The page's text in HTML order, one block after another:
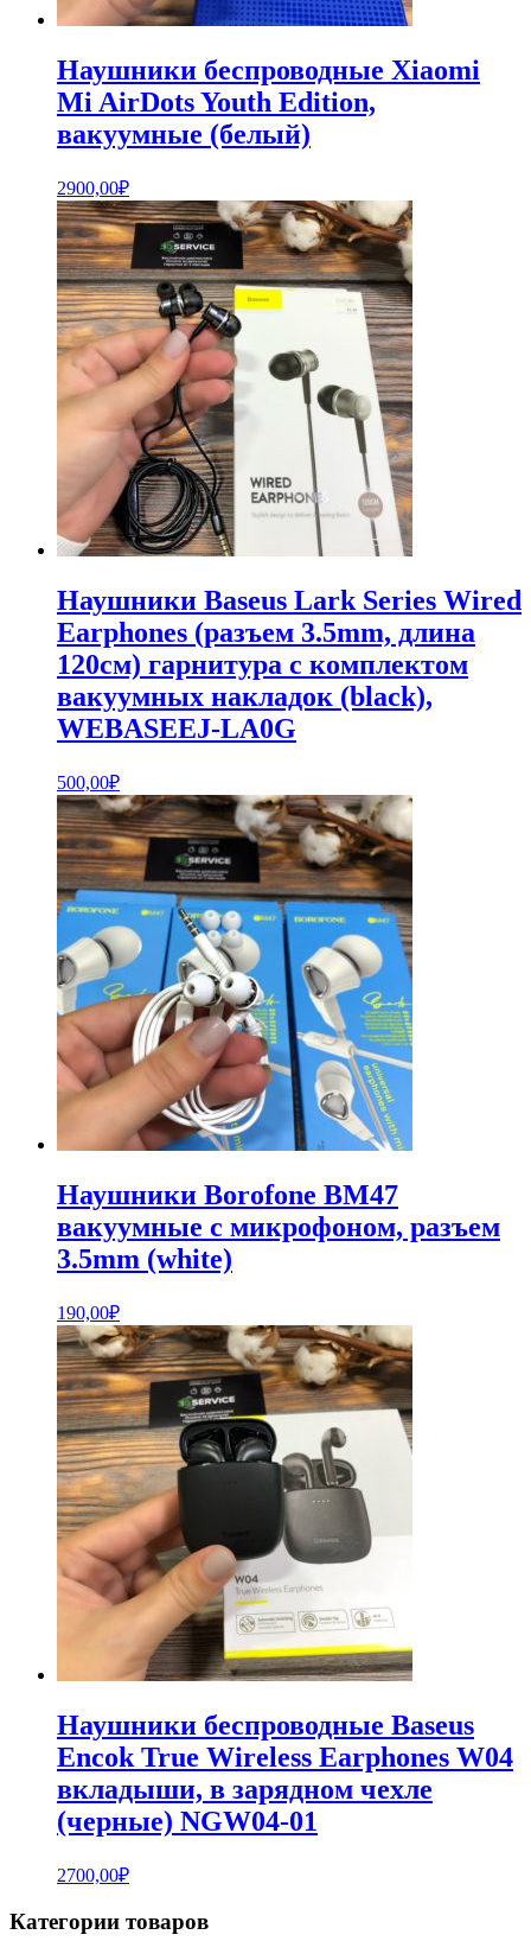
Наушники беспроводные Xiaomi
Mi AirDots Youth Edition,
вакуумные (белый)
2900,00₽
Наушники Baseus Lark Series Wired
Earphones (разъем 3.5mm, длина
120см) гарнитура с комплектом
вакуумных накладок (black),
WEBASEEJ-LA0G
500,00₽
Наушники Borofone BM47
вакуумные с микрофоном, разъем
3.5mm (white)
190,00₽
Наушники беспроводные Baseus
Encok True Wireless Earphones W04
вкладыши, в зарядном чехле
(черные) NGW04-01
2700,00₽
Категории товаров